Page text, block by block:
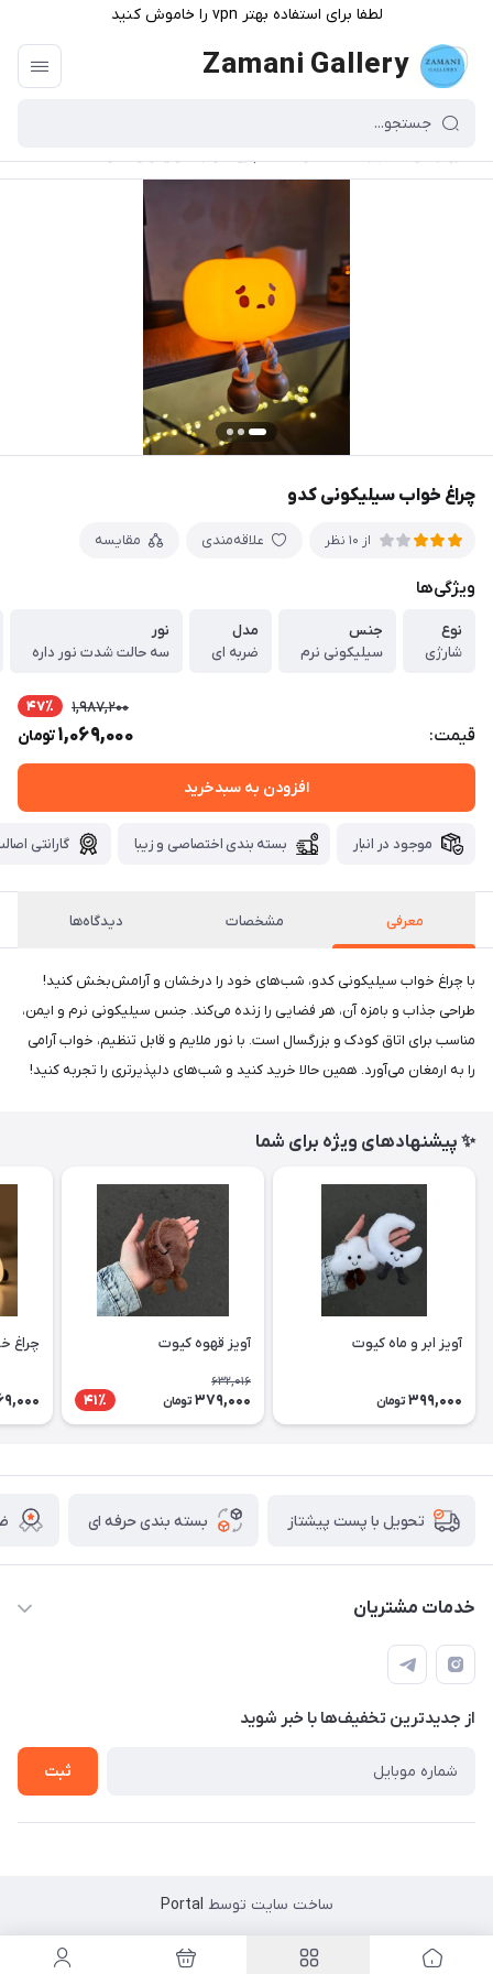
لطفا برای استفاده بهتر vpn را خاموش کنید
Zamani Gallery
چراغ خواب سیلیکونی کدو
از 10 نظر علاقه‌مندی مقایسه
ویژگی‌ها
نوع
شارژی
جنس
سیلیکونی نرم
مدل
ضربه ای
نور
سه حالت شدت نور داره
قیمت:
1,987,200 47٪
1,069,000تومان
افزودن به سبدخرید
موجود در انبار بسته بندی اختصاصی و زیبا گارانتی
معرفی مشخصات دیدگاه‌ها
با چراغ خواب سیلیکونی کدو، شب‌های خود را درخشان و آرامش‌بخش کنید!
طراحی جذاب و بامزه آن، هر فضایی را زنده می‌کند. جنس سیلیکونی نرم و ایمن،
مناسب برای اتاق کودک و بزرگسال است. با نور ملایم و قابل تنظیم، خواب آرامی
را به ارمغان می‌آورد. همین حالا خرید کنید و شب‌های دلپذیرتری را تجربه کنید!
✨ پیشنهادهای ویژه برای شما
آویز ابر و ماه کیوت
399,000 تومان
آویز قهوه کیوت
632,016
379,000 تومان 41٪
چراغ
تحویل با پست پیشتاز بسته بندی حرفه ای
خدمات مشتریان
قوانین
تماس با ما
سوالات متداول و پر تکرار
آموزش خرید و پیگیری سفارش
از جدید‌ترین تخفیف‌ها با‌ خبر شوید
ثبت
ساخت سایت توسط Portal